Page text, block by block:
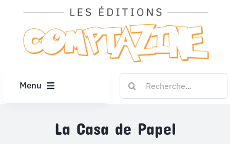
contenu
Menu
La Casa de Papel